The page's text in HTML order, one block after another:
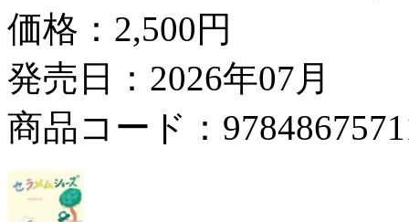
価格： 2,500円
発売日：2026年07月
商品コード：